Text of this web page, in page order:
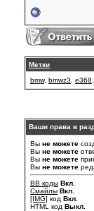
Метки
bmw, bmwz3 e368
Ваши права в
Вы не можете
Вы не можете
Вы не можете
Вы не можете
BB коды Вкл.
Смайлы Вкл.
[IMG] код Вкл.
HTML код Выкл.